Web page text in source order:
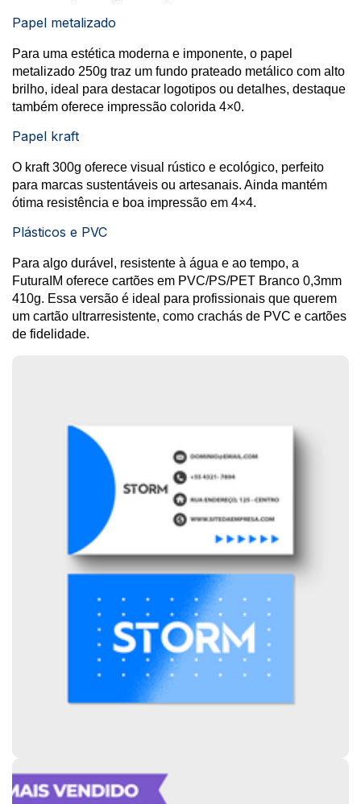
Papel metalizado
Para uma estética moderna e imponente, o papel
metalizado 250g traz um fundo prateado metálico com alto
brilho, ideal para destacar logotipos ou detalhes, destaque
também oferece impressão colorida 4×0.
Papel kraft
O kraft 300g oferece visual rústico e ecológico, perfeito
para marcas sustentáveis ou artesanais. Ainda mantém
ótima resistência e boa impressão em 4×4.
Plásticos e PVC
Para algo durável, resistente à água e ao tempo, a
FuturaIM oferece cartões em PVC/PS/PET Branco 0,3mm
410g. Essa versão é ideal para profissionais que querem
um cartão ultrarresistente, como crachás de PVC e cartões
de fidelidade.